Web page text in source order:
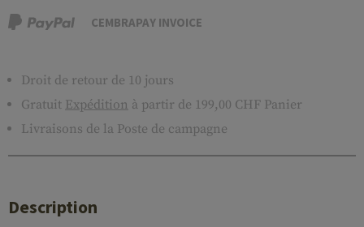
CEMBRAPAY INVOICE
Droit de retour de 10 jours
Gratuit Expédition à partir de 199,00 CHF Panier
Livraisons de la Poste de campagne
Description